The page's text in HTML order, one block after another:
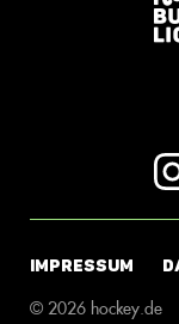
IMPRESSUM
© 2026 hockey.de